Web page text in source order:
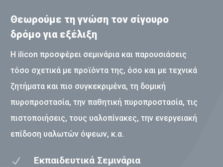
Θεωρούμε τη γνώση τον σίγουρο
δρόμο για εξέλιξη
Η ilicon προσφέρει σεμινάρια και παρουσιάσεις
τόσο σχετικά με προϊόντα της, όσο και με τεχνικά
ζητήματα και πιο συγκεκριμένα, τη δομική
πυροπροστασία, την παθητική πυροπροστασία, τις
πιστοποιήσεις, τους υαλοπίνακες, την ενεργειακή
επίδοση υαλωτών όψεων, κ.α.
N Εκπαιδευτικά Σεμινάρια